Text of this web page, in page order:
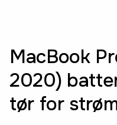
MacBook
2020)
tør for